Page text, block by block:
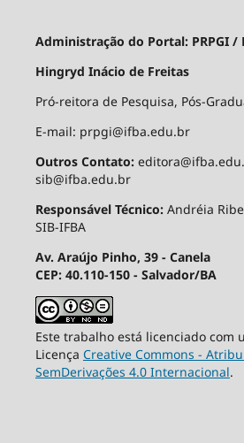
Administração do Portal: PRPGI
Hingryd Inácio de Freitas
Pró-reitora de Pesquisa, Pós-
E-mail: prpgi@ifba.edu.br
Outros Contato:
sib@ifba.edu.br
Responsável Técnico: Andréia
SIB-IFBA
Av. Araújo Pinho, 39 - Canela
CEP: 40.110-150 - Salvador/BA
Este trabalho está licenciado com
Licença Creative Commons -
SemDerivações 4.0 Internacional.